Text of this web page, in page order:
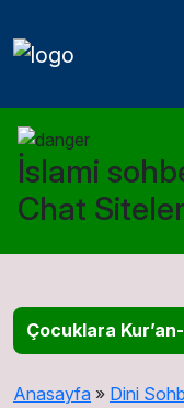
İslami
Chat
Çocuklara
Anasayfa » Dini